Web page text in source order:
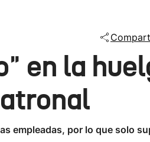
en la
empleadas, por lo que solo